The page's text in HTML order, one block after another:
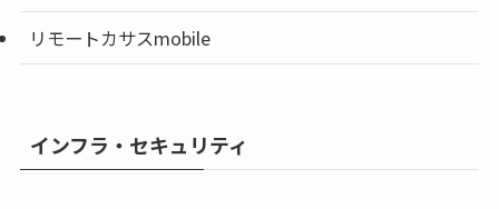
リモートカサスmobile
インフラ・セキュリティ